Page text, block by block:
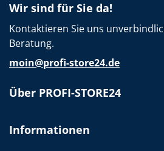
Wir sind für Sie da!
Kontaktieren Sie uns
Beratung.
moin@profi-store24.de
Über PROFI-STORE24
Informationen